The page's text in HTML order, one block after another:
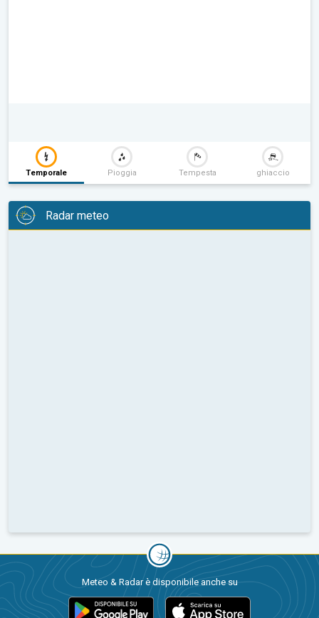
Temporale Pioggia Tempesta ghiaccio
Radar meteo
Meteo & Radar è disponibile anche su